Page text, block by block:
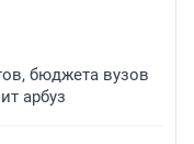
бюджета вузов
арбуз